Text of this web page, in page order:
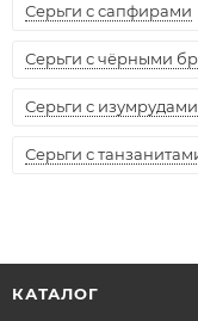
Серьги с сапфирами
Серьги с чёрными
Серьги с изумрудами
Серьги с
КАТАЛОГ